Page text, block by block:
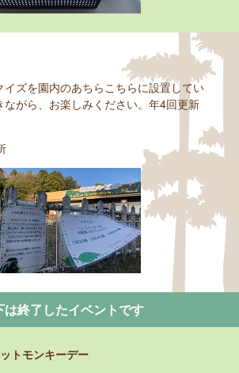
イズを園内のあちらこちらに設置してい
ながら、お楽しみください。年4回更新
は終了したイベントです
トモンキーデー